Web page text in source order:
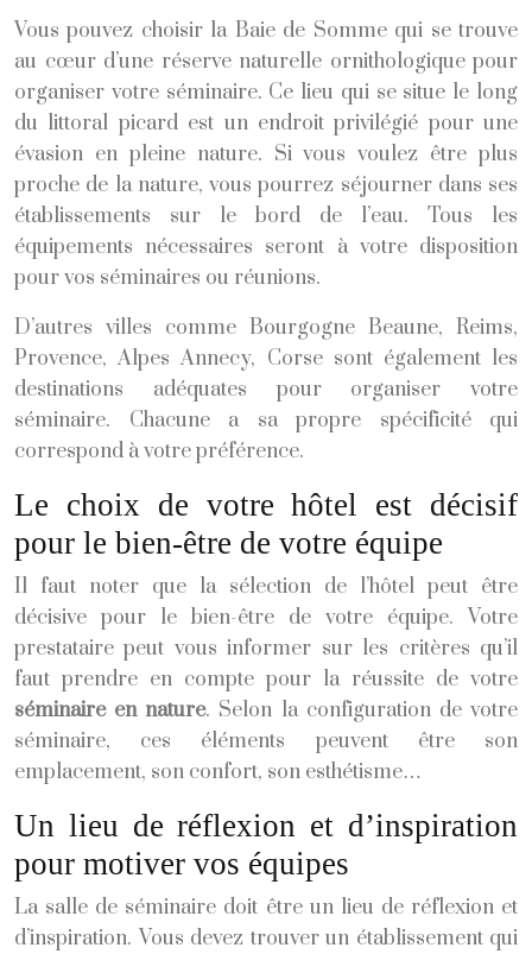
Vous pouvez choisir la Baie de Somme qui se trouve
au cœur d’une réserve naturelle ornithologique pour
organiser votre séminaire. Ce lieu qui se situe le long
du littoral picard est un endroit privilégié pour une
évasion en pleine nature. Si vous voulez être plus
proche de la nature, vous pourrez séjourner dans ses
établissements sur le bord de l’eau. Tous les
équipements nécessaires seront à votre disposition
pour vos séminaires ou réunions.
D’autres villes comme Bourgogne Beaune, Reims,
Provence, Alpes Annecy, Corse sont également les
destinations adéquates pour organiser votre
séminaire. Chacune a sa propre spécificité qui
correspond à votre préférence.
Le choix de votre hôtel est décisif
pour le bien-être de votre équipe
Il faut noter que la sélection de l’hôtel peut être
décisive pour le bien-être de votre équipe. Votre
prestataire peut vous informer sur les critères qu’il
faut prendre en compte pour la réussite de votre
séminaire en nature. Selon la configuration de votre
séminaire, ces éléments peuvent être son
emplacement, son confort, son esthétisme…
Un lieu de réflexion et d’inspiration
pour motiver vos équipes
La salle de séminaire doit être un lieu de réflexion et
d’inspiration. Vous devez trouver un établissement qui